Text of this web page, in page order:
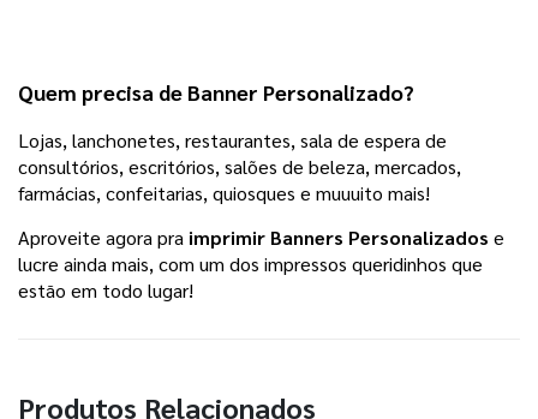
Quem precisa de Banner Personalizado?
Lojas, lanchonetes, restaurantes, sala de espera de
consultórios, escritórios, salões de beleza, mercados,
farmácias, confeitarias, quiosques e muuuito mais!
Aproveite agora pra imprimir Banners Personalizados e
lucre ainda mais, com um dos impressos queridinhos que
estão em todo lugar!
Produtos Relacionados